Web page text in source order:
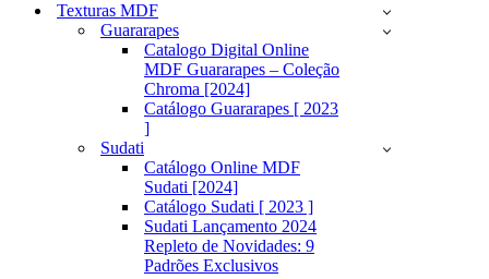
Texturas MDF
Guararapes
Catalogo Digital Online
MDF Guararapes – Coleção
Chroma [2024]
Catálogo Guararapes [ 2023
]
Sudati
Catálogo Online MDF
Sudati [2024]
Catálogo Sudati [ 2023 ]
Sudati Lançamento 2024
Repleto de Novidades: 9
Padrões Exclusivos